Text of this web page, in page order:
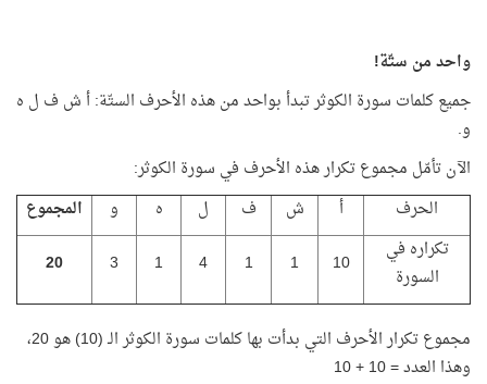
واحد من ستّة!
جميع كلمات سورة الكوثر تبدأ بواحد من هذه الأحرف الستّة: أ ش ف ل ه
و.
الآن تأمّل مجموع تكرار هذه الأحرف في سورة الكوثر:
الحرف
أ ش ف ل ه و
المجموع
تكراره في
السورة
10
1
1
4
1
3
20
مجموع تكرار الأحرف التي بدأت بها كلمات سورة الكوثر الـ (10) هو 20،
وهذا العدد = 10 + 10